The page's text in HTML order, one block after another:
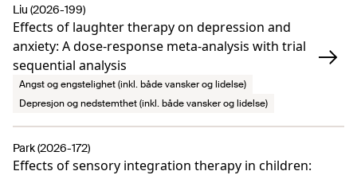
Effects of laughter therapy on depression and
anxiety: A dose-response meta-analysis with trial
sequential analysis
Liu (2026-199)
Angst og engstelighet (inkl. både vansker og lidelse)
Depresjon og nedstemthet (inkl. både vansker og lidelse)
Effects of sensory integration therapy in children:
Park (2026-172)